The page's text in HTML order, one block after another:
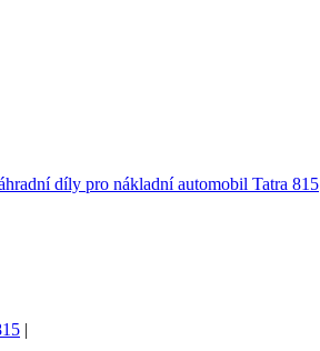
díly pro nákladní automobil Tatra 815
|